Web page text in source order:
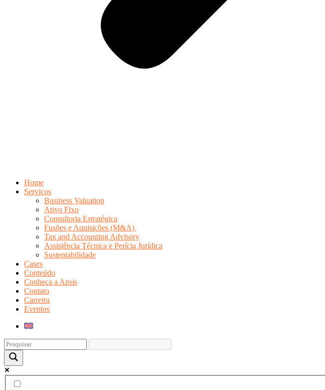
Home
Serviços
Business Valuation
Ativo Fixo
Consultoria Estratégica
Fusões e Aquisições (M&A)
Tax and Accounting Advisory
Assistência Técnica e Perícia Jurídica
Sustentabilidade
Cases
Conteúdo
Conheça a Apsis
Contato
Carreira
Eventos